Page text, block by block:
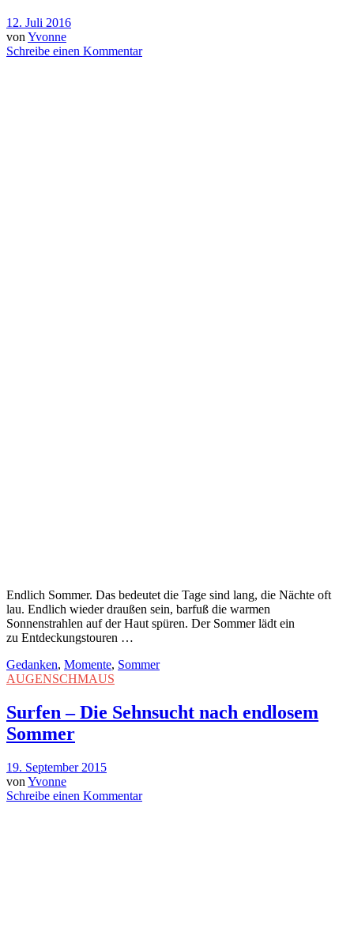
12. Juli 2016
von Yvonne
Schreibe einen Kommentar
Endlich Sommer. Das bedeutet die Tage sind lang, die Nächte oft
lau. Endlich wieder draußen sein, barfuß die warmen
Sonnenstrahlen auf der Haut spüren. Der Sommer lädt ein
zu Entdeckungstouren …
Gedanken, Momente, Sommer
AUGENSCHMAUS
Surfen – Die Sehnsucht nach endlosem
Sommer
19. September 2015
von Yvonne
Schreibe einen Kommentar